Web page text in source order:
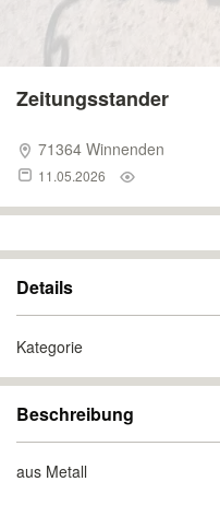
Zeitungsstander
71364 Winnenden
11.05.2026
Details
Kategorie
Beschreibung
aus Metall